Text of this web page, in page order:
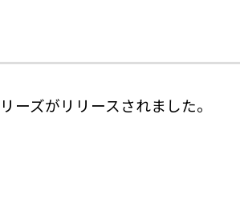
ーズがリリースされました。